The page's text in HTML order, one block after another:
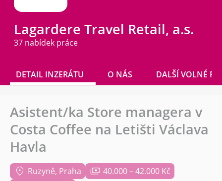
Lagardere Travel Retail, a.s.
37 nabídek práce
DETAIL INZERÁTU O NÁS DALŠÍ VOLNÉ
Asistent/ka Store managera v
Costa Coffee na Letišti Václava
Havla
Ruzyně, Praha
40.000 – 42.000 Kč